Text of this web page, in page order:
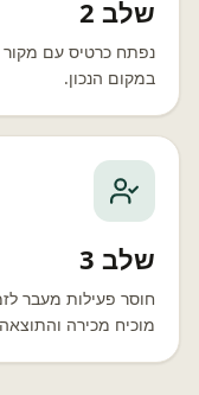
שלב 2
נפתח כרטיס עם
במקום הנכון.
שלב 3
מוכיח מכירה